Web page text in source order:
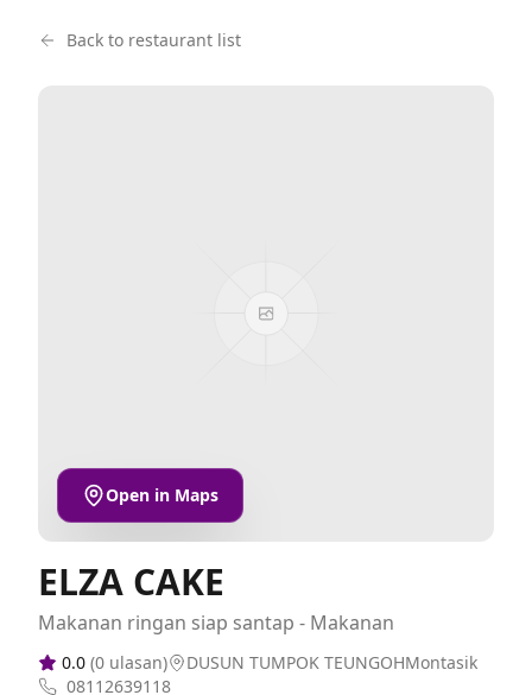
Back to restaurant list
Open in Maps
ELZA CAKE
Makanan ringan siap santap - Makanan
0.0 (0 ulasan)
DUSUN TUMPOK TEUNGOHMontasik
08112639118